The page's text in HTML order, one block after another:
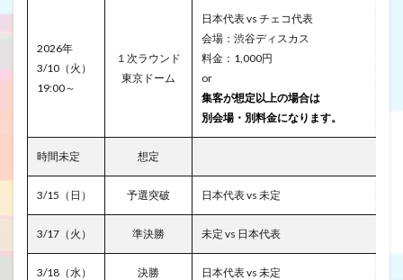
2026年
3/10（火）
19:00～
１次ラウンド
東京ドーム
日本代表 vs チェコ代表
会場：渋谷ディスカス
料金：1,000円
or
集客が想定以上の場合は
別会場・別料金になります。
時間未定 想定
3/15（日） 予選突破 日本代表 vs 未定
3/17（火） 準決勝 未定 vs 日本代表
3/18（水） 決勝 日本代表 vs 未定